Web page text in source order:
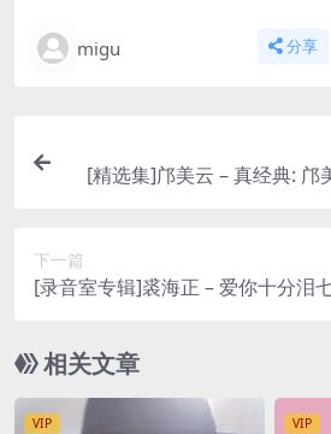
migu 分享
[精选集]邝美云 – 真经典: 邝
下一篇
[录音室专辑]裘海正 – 爱你十分泪
相关文章
VIP VIP